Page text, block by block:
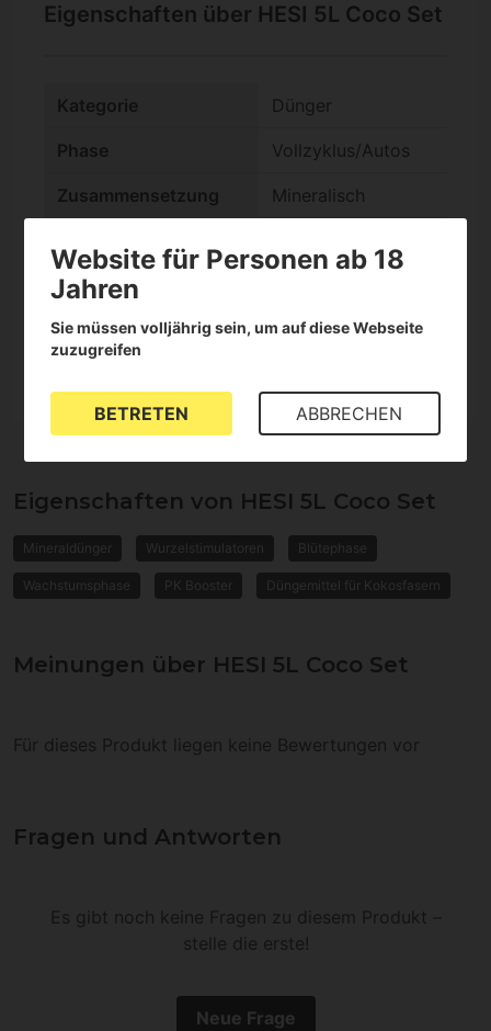
Eigenschaften über HESI 5L Coco Set
Kategorie Dünger
Phase Vollzyklus/Autos
Zusammensetzung Mineralisch
Es ist ein Kit
Format
Eigenschaften von HESI 5L Coco Set
Mineraldünger Wurzelstimulatoren Blütephase
Wachstumsphase PK Booster Düngemittel für Kokosfasern
Meinungen über HESI 5L Coco Set
Für dieses Produkt liegen keine Bewertungen vor
Fragen und Antworten
Es gibt noch keine Fragen zu diesem Produkt –
stelle die erste!
Neue Frage
Website für Personen ab 18
Jahren
Sie müssen volljährig sein, um auf diese Webseite
zuzugreifen
BETRETEN ABBRECHEN